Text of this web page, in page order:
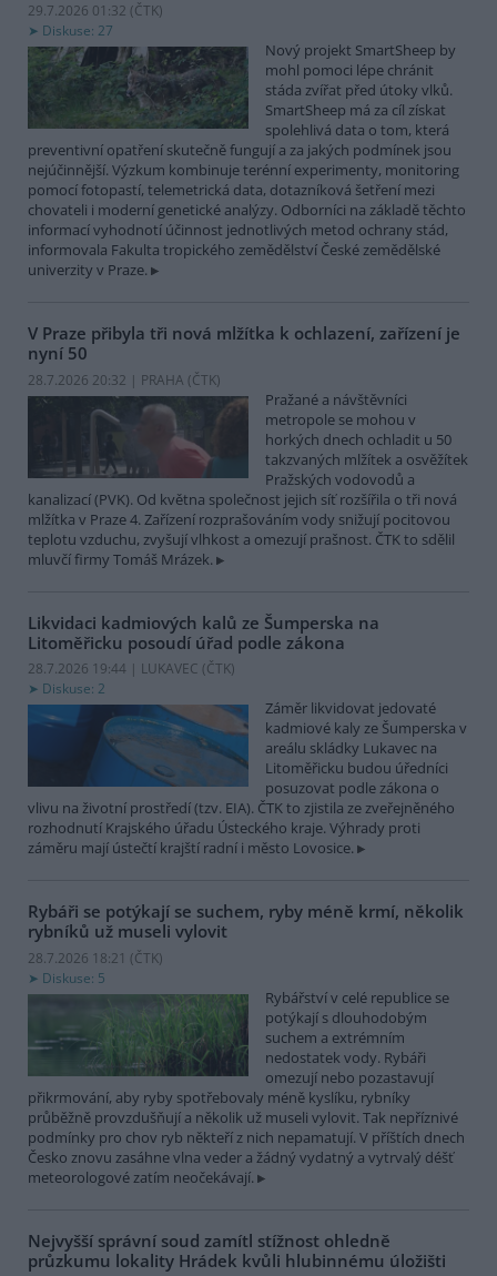
29.7.2026 01:32 (ČTK)
Diskuse: 27
Nový projekt SmartSheep by
mohl pomoci lépe chránit
stáda zvířat před útoky vlků.
SmartSheep má za cíl získat
spolehlivá data o tom, která
preventivní opatření skutečně fungují a za jakých podmínek jsou
nejúčinnější. Výzkum kombinuje terénní experimenty, monitoring
pomocí fotopastí, telemetrická data, dotazníková šetření mezi
chovateli i moderní genetické analýzy. Odborníci na základě těchto
informací vyhodnotí účinnost jednotlivých metod ochrany stád,
informovala Fakulta tropického zemědělství České zemědělské
univerzity v Praze.
V Praze přibyla tři nová mlžítka k ochlazení, zařízení je
nyní 50
28.7.2026 20:32 | PRAHA (ČTK)
Pražané a návštěvníci
metropole se mohou v
horkých dnech ochladit u 50
takzvaných mlžítek a osvěžítek
Pražských vodovodů a
kanalizací (PVK). Od května společnost jejich síť rozšířila o tři nová
mlžítka v Praze 4. Zařízení rozprašováním vody snižují pocitovou
teplotu vzduchu, zvyšují vlhkost a omezují prašnost. ČTK to sdělil
mluvčí firmy Tomáš Mrázek.
Likvidaci kadmiových kalů ze Šumperska na
Litoměřicku posoudí úřad podle zákona
28.7.2026 19:44 | LUKAVEC (ČTK)
Diskuse: 2
Záměr likvidovat jedovaté
kadmiové kaly ze Šumperska v
areálu skládky Lukavec na
Litoměřicku budou úředníci
posuzovat podle zákona o
vlivu na životní prostředí (tzv. EIA). ČTK to zjistila ze zveřejněného
rozhodnutí Krajského úřadu Ústeckého kraje. Výhrady proti
záměru mají ústečtí krajští radní i město Lovosice.
Rybáři se potýkají se suchem, ryby méně krmí, několik
rybníků už museli vylovit
28.7.2026 18:21 (ČTK)
Diskuse: 5
Rybářství v celé republice se
potýkají s dlouhodobým
suchem a extrémním
nedostatek vody. Rybáři
omezují nebo pozastavují
přikrmování, aby ryby spotřebovaly méně kyslíku, rybníky
průběžně provzdušňují a několik už museli vylovit. Tak nepříznivé
podmínky pro chov ryb někteří z nich nepamatují. V příštích dnech
Česko znovu zasáhne vlna veder a žádný vydatný a vytrvalý déšť
meteorologové zatím neočekávají.
Nejvyšší správní soud zamítl stížnost ohledně
průzkumu lokality Hrádek kvůli hlubinnému úložišti